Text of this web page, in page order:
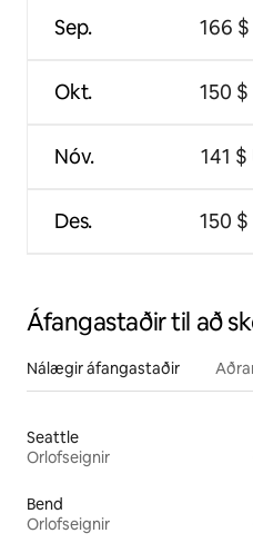
Sep.
Okt.
Nóv.
Des.
166 $
150 $
141 $
150 $
Áfangastaðir til að
Nálægir áfangastaðir
Seattle
Orlofseignir
Bend
Orlofseignir